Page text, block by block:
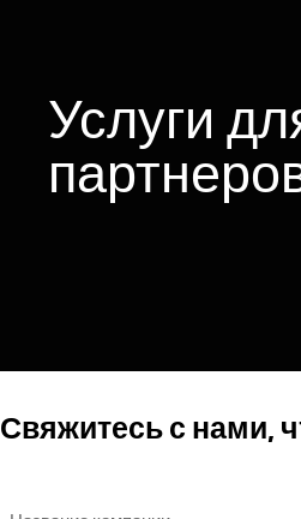
Все
для наших
Услуги
Свяжитесь с нами,